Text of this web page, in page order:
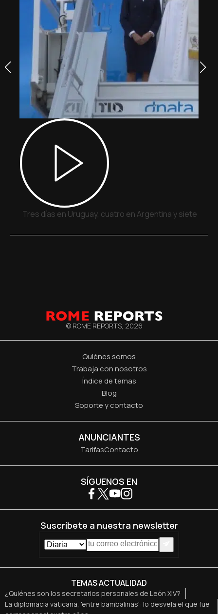
Tres días en Uruguay, cuatro en Argentina y siete en
© ROME REPORTS, 2026
Quiénes somos
Trabaja con nosotros
Índice de temas
Blog
Soporte y contacto
ANUNCIANTES
TarifasContacto
TEMAS ACTUALIDAD
¿Quiénes son los secretarios personales de León XIV?
La diplomacia vaticana, 'entre bambalinas': lo desvela el que fue
SÍGUENOS EN
Suscríbete a nuestra newsletter